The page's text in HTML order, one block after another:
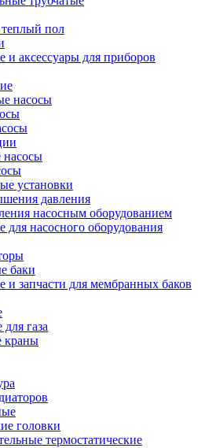
пол
аксессуары для приборов
насосы
насосы
установки
давления
насосным оборудованием
насосного оборудования
баки
запчасти для мембранных баков
газа
краны
головки
термостатические